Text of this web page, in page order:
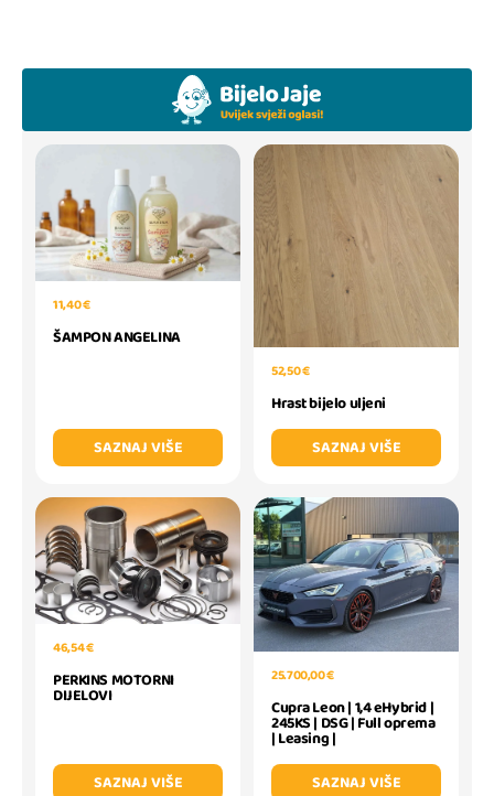
11,40 €
ŠAMPON ANGELINA
SAZNAJ VIŠE
52,50 €
Hrast bijelo uljeni
SAZNAJ VIŠE
46,54 €
PERKINS MOTORNI
DIJELOVI
SAZNAJ VIŠE
25.700,00 €
Cupra Leon | 1,4 eHybrid |
245KS | DSG | Full oprema
| Leasing |
SAZNAJ VIŠE